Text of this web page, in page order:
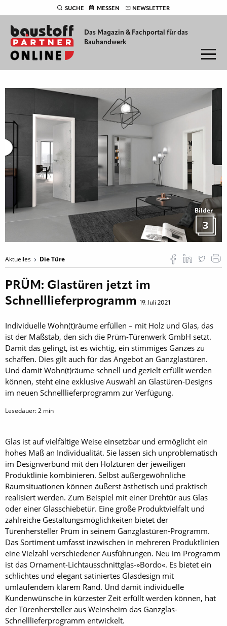
SUCHE MESSEN NEWSLETTER
Das Magazin & Fachportal für das
Bauhandwerk
Bilder
3
Aktuelles Die Türe
PRÜM: Glastüren jetzt im
Schnelllieferprogramm 19. Juli 2021
Individuelle Wohn(t)räume erfüllen – mit Holz und Glas, das
ist der Maßstab, den sich die Prüm-Türenwerk GmbH setzt.
Damit das gelingt, ist es wichtig, ein stimmiges Ganzes zu
schaffen. Dies gilt auch für das Angebot an Ganzglastüren.
Und damit Wohn(t)räume schnell und gezielt erfüllt werden
können, steht eine exklusive Auswahl an Glastüren-Designs
im neuen Schnelllieferprogramm zur Verfügung.
Lesedauer:2 min
Glas ist auf vielfältige Weise einsetzbar und ermöglicht ein
hohes Maß an Individualität. Sie lassen sich unproblematisch
im Designverbund mit den Holztüren der jeweiligen
Produktlinie kombinieren. Selbst außergewöhnliche
Raumsituationen können äußerst ästhetisch und praktisch
realisiert werden. Zum Beispiel mit einer Drehtür aus Glas
oder einer Glasschiebetür. Eine große Produktvielfalt und
zahlreiche Gestaltungsmöglichkeiten bietet der
Türenhersteller Prüm in seinem Ganzglastüren-Programm.
Das Sortiment umfasst inzwischen in mehreren Produktlinien
eine Vielzahl verschiedener Ausführungen. Neu im Programm
ist das Ornament-Lichtausschnittglas-­»Bordo«. Es bietet ein
schlichtes und elegant satiniertes Glasdesign mit
umlaufendem klarem Rand. Und damit individuelle
Kundenwünsche in kürzester Zeit erfüllt werden können, hat
der Türenhersteller aus Weinsheim das Ganzglas-
Schnelllieferprogramm entwickelt.